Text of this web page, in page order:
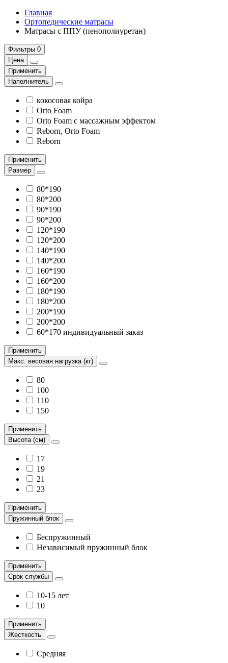
Главная
Ортопедические матрасы
Матрасы с ППУ (пенополиуретан)
Фильтры 0
Цена
Применить
Наполнитель
кокосовая койра
Orto Foam
Orto Foam с массажным эффектом
Reborn, Orto Foam
Reborn
Применить
Размер
80*190
80*200
90*190
90*200
120*190
120*200
140*190
140*200
160*190
160*200
180*190
180*200
200*190
200*200
60*170 индивидуальный заказ
Применить
Макс. весовая нагрузка (кг)
80
100
110
150
Применить
Высота (см)
17
19
21
23
Применить
Пружинный блок
Беспружинный
Независимый пружинный блок
Применить
Срок службы
10-15 лет
10
Применить
Жесткость
Средняя